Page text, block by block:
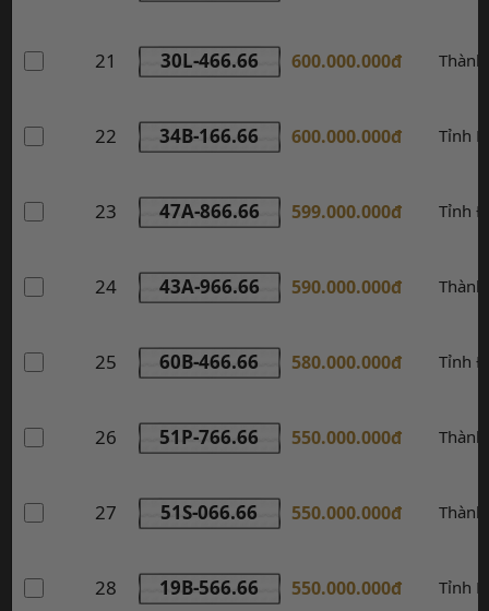
21 30L-466.66 600.000.000đ
22 34B-166.66 600.000.000đ Tỉnh
23 47A-866.66 599.000.000đ Tỉnh
24 43A-966.66 590.000.000đ
25 60B-466.66 580.000.000đ Tỉnh
26 51P-766.66 550.000.000đ
27 51S-066.66 550.000.000đ
28 19B-566.66 550.000.000đ Tỉnh